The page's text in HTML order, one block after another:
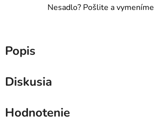
Nesadlo? Pošlite a vymeníme
Popis
Diskusia
Hodnotenie